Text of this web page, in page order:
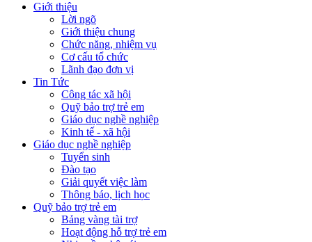
Giới thiệu
Lời ngõ
Giới thiệu chung
Chức năng, nhiệm vụ
Cơ cấu tổ chức
Lãnh đạo đơn vị
Tin Tức
Công tác xã hội
Quỹ bảo trợ trẻ em
Giáo dục nghề nghiệp
Kinh tế - xã hội
Giáo dục nghề nghiệp
Tuyển sinh
Đào tạo
Giải quyết việc làm
Thông báo, lịch học
Quỹ bảo trợ trẻ em
Bảng vàng tài trợ
Hoạt động hỗ trợ trẻ em